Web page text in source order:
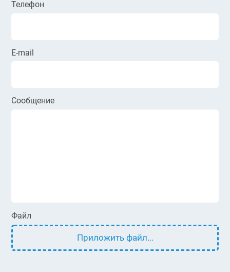
Телефон
E-mail
Сообщение
Файл
Приложить файл...